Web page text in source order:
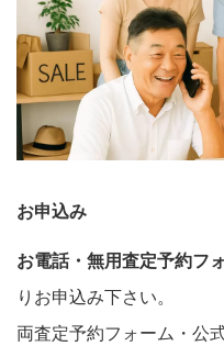
お申込み
お電話・無用査定予約フ
りお申込み下さい。
両査定予約フォーム・公